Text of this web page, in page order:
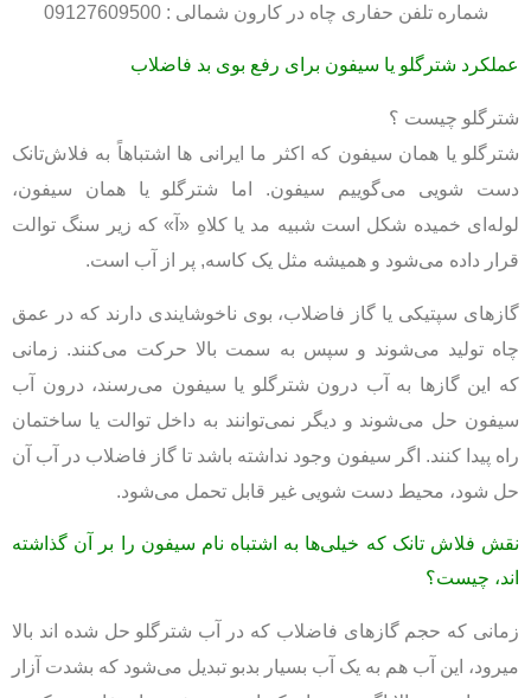
شماره تلفن حفاری چاه در کارون شمالی : 09127609500
عملکرد شترگلو یا سیفون برای رفع بوی بد فاضلاب
شترگلو چیست ؟
شترگلو يا همان سيفون که اکثر ما ایرانی ها اشتباهاً به فلاش‌تانک
دست شویی می‌گوییم سيفون. اما شترگلو یا همان سیفون،
لوله‌ای خميده شکل است شبيه مد يا کلاهِ «آ» که زير سنگ توالت
قرار داده می‌شود و هميشه مثل يک کاسه, پر از آب است.
گازهای سپتیکی یا گاز فاضلاب، بوی ناخوشايندی دارند که در عمق
چاه تولید می‌شوند و سپس به سمت بالا حرکت می‌کنند. زمانی
که اين گازها به آب درون شترگلو یا سیفون می‌رسند، درون آب
سیفون حل می‌شوند و ديگر نمی‌توانند به داخل توالت یا ساختمان
راه پيدا کنند. اگر سيفون وجود نداشته باشد تا گاز فاضلاب در آب آن
حل شود، محيط دست‌ شویی غير قابل تحمل می‌شود.
نقش فلاش‌ تانک که خیلی‌ها به اشتباه نام سيفون را بر آن گذاشته‌
اند، چيست؟
زمانی که حجم گازهای فاضلاب که در آب شترگلو حل شده اند بالا
میرود، این آب هم به يک آب بسیار بدبو تبديل می‌شود که بشدت آزار